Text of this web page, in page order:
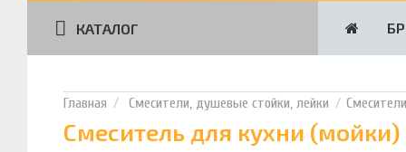
КАТАЛОГ
Смесители, душевые стойки, лейки
Смеситель для кухни